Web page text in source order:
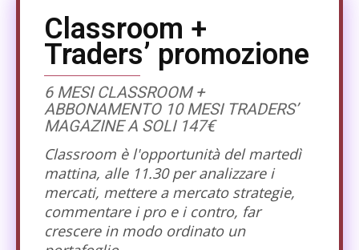
Classroom +
Traders’ promozione
6 MESI CLASSROOM +
ABBONAMENTO 10 MESI TRADERS’
MAGAZINE A SOLI 147€
Classroom è l'opportunità del martedì
mattina, alle 11.30 per analizzare i
mercati, mettere a mercato strategie,
commentare i pro e i contro, far
crescere in modo ordinato un